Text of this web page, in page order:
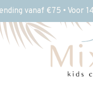
vanaf €75 • Voor